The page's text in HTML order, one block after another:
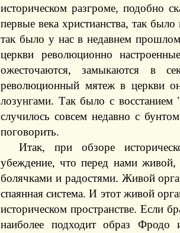
историческом разгроме, подобно
первые века христианства, так
так было у нас в недавнем
церкви революционно
ожесточаются, замыкаются в
революционный мятеж в церкви
лозунгами. Так было с восстанием
случилось совсем недавно с
поговорить.
Итак, при обзоре
убеждение, что перед нами
болячками и радостями. Живой
спаянная система. И этот живой
историческом пространстве. Если
наиболее подходит образ